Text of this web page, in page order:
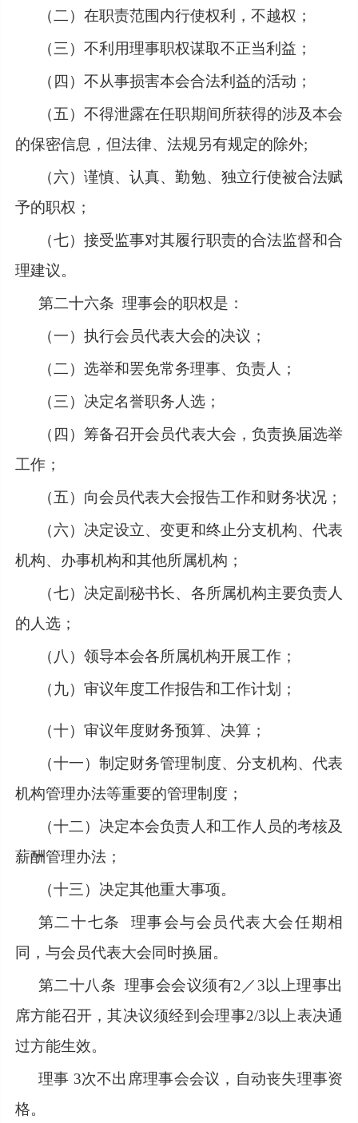
（二）在职责范围内行使权利，不越权；
（三）不利用理事职权谋取不正当利益；
（四）不从事损害本会合法利益的活动；
（五）不得泄露在任职期间所获得的涉及本会
的保密信息，但法律、法规另有规定的除外;
（六）谨慎、认真、勤勉、独立行使被合法赋
予的职权；
（七）接受监事对其履行职责的合法监督和合
理建议。
第二十六条 理事会的职权是：
（一）执行会员代表大会的决议；
（二）选举和罢免常务理事、负责人；
（三）决定名誉职务人选；
（四）筹备召开会员代表大会，负责换届选举
工作；
（五）向会员代表大会报告工作和财务状况；
（六）决定设立、变更和终止分支机构、代表
机构、办事机构和其他所属机构；
（七）决定副秘书长、各所属机构主要负责人
的人选；
（八）领导本会各所属机构开展工作；
（九）审议年度工作报告和工作计划；
（十）审议年度财务预算、决算；
（十一）制定财务管理制度、分支机构、代表
机构管理办法等重要的管理制度；
（十二）决定本会负责人和工作人员的考核及
薪酬管理办法；
（十三）决定其他重大事项。
第二十七条
理事会与会员代表大会任期相
同，与会员代表大会同时换届。
第二十八条 理事会会议须有2／3以上理事出
席方能召开，其决议须经到会理事2/3以上表决通
过方能生效。
理事 3次不出席理事会会议，自动丧失理事资
格。